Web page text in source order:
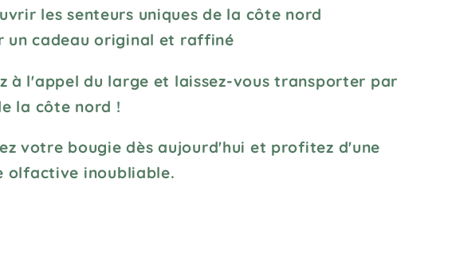
les senteurs uniques de la côte nord
un cadeau original et raffiné
à l'appel du large et laissez-vous transporter par
la côte nord !
votre bougie dès aujourd'hui et profitez d'une
olfactive inoubliable.